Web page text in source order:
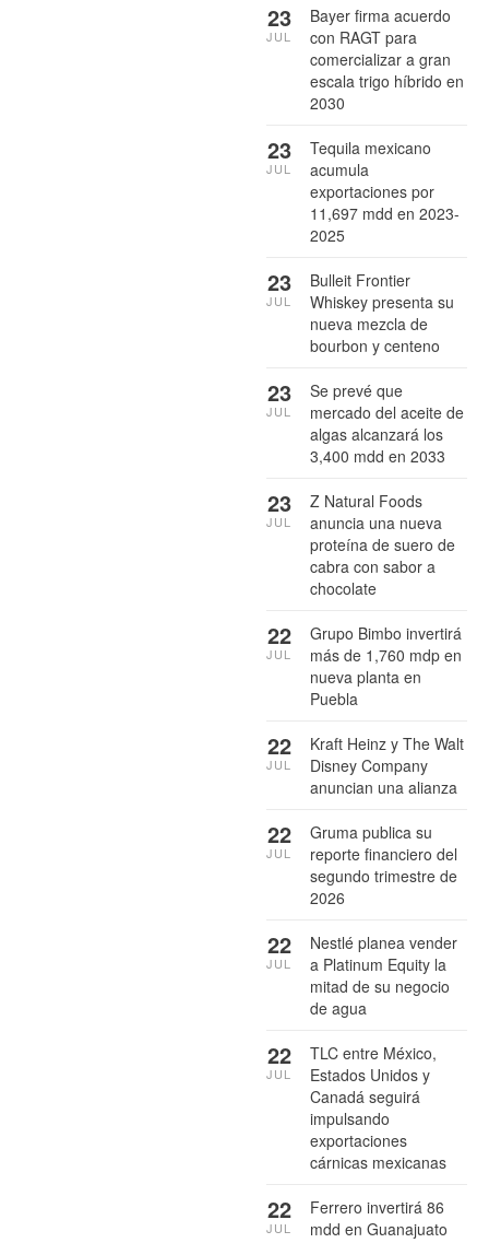
Bayer firma acuerdo
con RAGT para
comercializar a gran
escala trigo híbrido en
2030
23
JUL
Tequila mexicano
acumula
exportaciones por
11,697 mdd en 2023-
2025
23
JUL
Bulleit Frontier
Whiskey presenta su
nueva mezcla de
bourbon y centeno
23
JUL
Se prevé que
mercado del aceite de
algas alcanzará los
3,400 mdd en 2033
23
JUL
Z Natural Foods
anuncia una nueva
proteína de suero de
cabra con sabor a
chocolate
23
JUL
Grupo Bimbo invertirá
más de 1,760 mdp en
nueva planta en
Puebla
22
JUL
Kraft Heinz y The Walt
Disney Company
anuncian una alianza
22
JUL
Gruma publica su
reporte financiero del
segundo trimestre de
2026
22
JUL
Nestlé planea vender
a Platinum Equity la
mitad de su negocio
de agua
22
JUL
TLC entre México,
Estados Unidos y
Canadá seguirá
impulsando
exportaciones
cárnicas mexicanas
22
JUL
Ferrero invertirá 86
mdd en Guanajuato
22
JUL